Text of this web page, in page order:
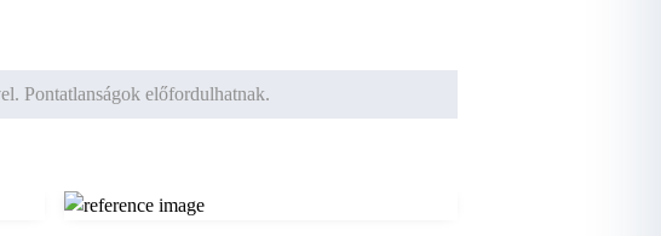
Pontatlanságok előfordulhatnak.